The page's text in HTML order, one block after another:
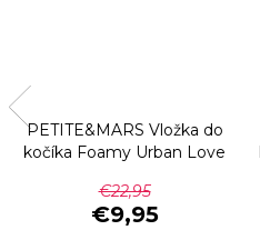
PETITE&MARS Vložka do
kočíka Foamy Urban Love
€22,95
€9,95